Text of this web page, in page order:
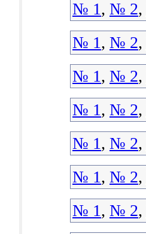
№ 1, № 2,
№ 1, № 2,
№ 1, № 2,
№ 1, № 2,
№ 1, № 2,
№ 1, № 2,
№ 1, № 2,